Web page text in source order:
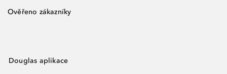
Ověřeno zákazníky
Douglas aplikace